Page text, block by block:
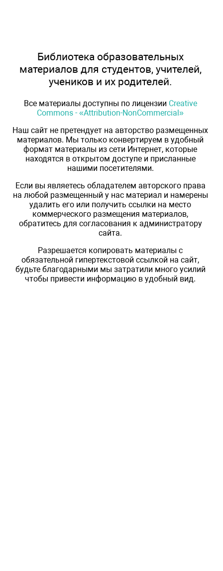
Библиотека образовательных
материалов для студентов, учителей,
учеников и их родителей.
Все материалы доступны по лицензии Creative
Commons - «Attribution-NonCommercial»
Наш сайт не претендует на авторство размещенных
материалов. Мы только конвертируем в удобный
формат материалы из сети Интернет, которые
находятся в открытом доступе и присланные
нашими посетителями.
Если вы являетесь обладателем авторского права
на любой размещенный у нас материал и намерены
удалить его или получить ссылки на место
коммерческого размещения материалов,
обратитесь для согласования к администратору
сайта.
Разрешается копировать материалы с
обязательной гипертекстовой ссылкой на сайт,
будьте благодарными мы затратили много усилий
чтобы привести информацию в удобный вид.